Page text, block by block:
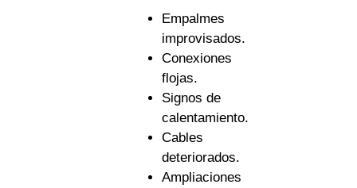
Empalmes
improvisados.
Conexiones
flojas.
Signos de
calentamiento.
Cables
deteriorados.
Ampliaciones